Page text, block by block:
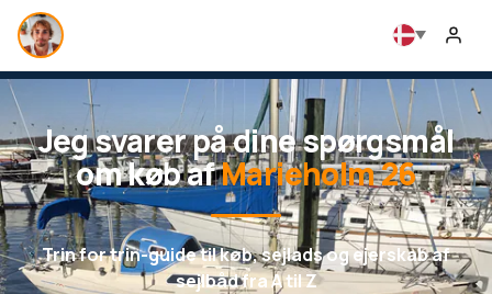
Jeg svarer på dine spørgsmål
om køb afMarieholm 26
Trin for trin-guide til køb, sejlads og ejerskab af
sejlbåd fra A til Z